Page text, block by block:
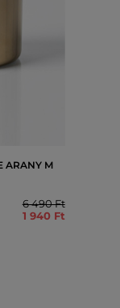
ARANY M
6 490 Ft
1 940 Ft